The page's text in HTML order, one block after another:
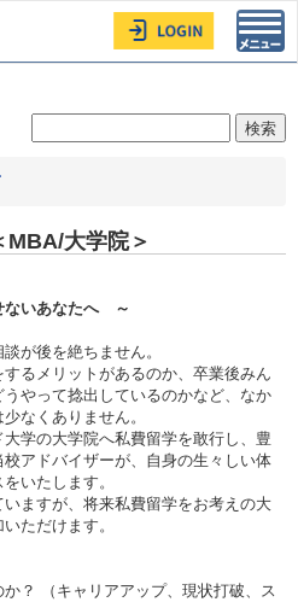
MBA/大学院＞
ないあなたへ ～
が後を絶ちません。
るメリットがあるのか、卒業後みん
やって捻出しているのかなど、なか
なくありません。
学の大学院へ私費留学を敢行し、豊
アドバイザーが、自身の生々しい体
いたします。
ますが、将来私費留学をお考えの大
ただけます。
？ （キャリアアップ、現状打破、ス